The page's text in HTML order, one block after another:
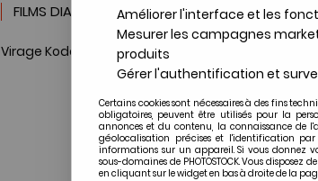
FILMS DIAPOSITIVES SERVICE DÉV. + SCAN
Virage Kodak KODAK VIRAGE SELENIUM 1L
Améliorer l'interface et les
Mesurer les campagnes
produits
Gérer l'authentification et
Certains cookies sont nécessaires à des fins
obligatoires, peuvent être utilisés pour la
annonces et du contenu, la connaissance de
géolocalisation précises et l'identification
informations sur un appareil. Si vous donnez
sous-domaines de PHOTOSTOCK. Vous
en cliquant sur le widget en bas à droite de la